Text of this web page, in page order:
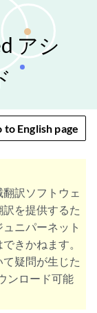
アシ
to English page
訳ソフトウェ
を提供するた
ニパーネット
きかねます。
疑問が生じた
ンロード可能